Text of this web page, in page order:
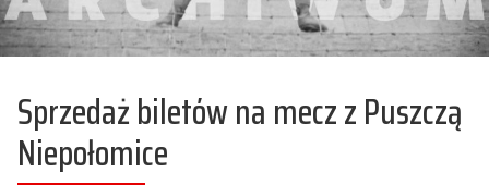
Sprzedaż biletów na mecz z Puszczą
Niepołomice